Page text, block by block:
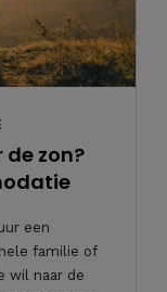
zon?
een
familie of
wil naar de